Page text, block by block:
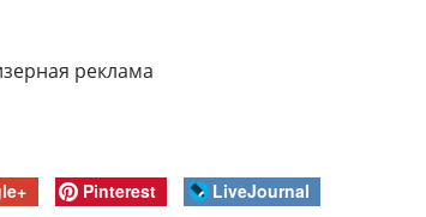
реклама
Pinterest
LiveJournal